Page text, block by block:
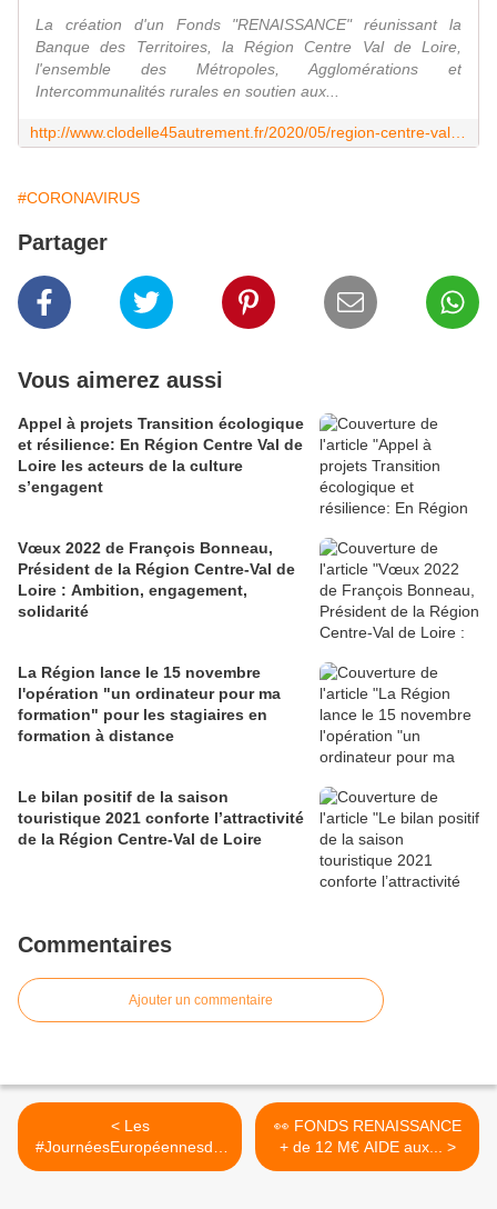
La création d'un Fonds "RENAISSANCE" réunissant la
Banque des Territoires, la Région Centre Val de Loire,
l'ensemble des Métropoles, Agglomérations et
Intercommunalités rurales en soutien aux...
#CORONAVIRUS
Partager
Vous aimerez aussi
Appel à projets Transition écologique
et résilience: En Région Centre Val de
Loire les acteurs de la culture
s’engagent
Vœux 2022 de François Bonneau,
Président de la Région Centre-Val de
Loire : Ambition, engagement,
solidarité
La Région lance le 15 novembre
l'opération "un ordinateur pour ma
formation" pour les stagiaires en
formation à distance
Le bilan positif de la saison
touristique 2021 conforte l’attractivité
de la Région Centre-Val de Loire
Commentaires
Ajouter un commentaire
< Les
#JournéesEuropéennesdel
Archéologie samedi...
👀 FONDS RENAISSANCE
+ de 12 M€ AIDE aux... >